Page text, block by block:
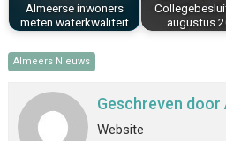
Almeerse inwoners
meten waterkwaliteit
augustus
Almeers Nieuws
Geschreven door
Website